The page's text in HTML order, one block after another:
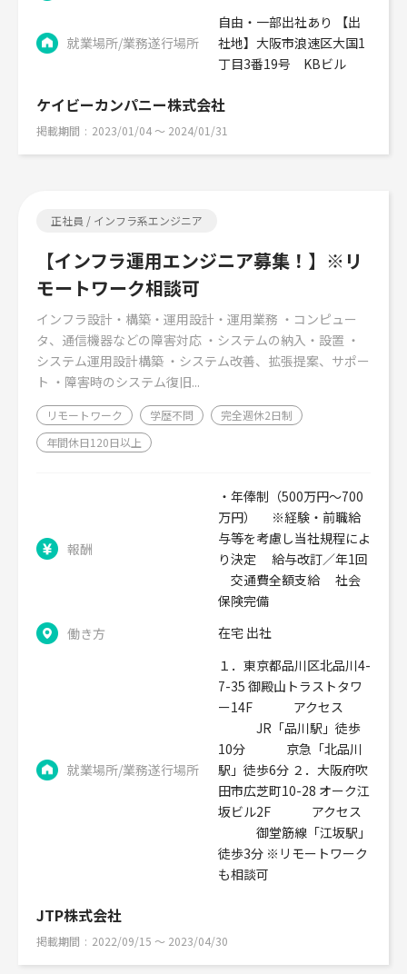
就業場所/業務遂行場所
自由・一部出社あり 【出
社地】大阪市浪速区大国1
丁目3番19号 KBビル
ケイビーカンパニー株式会社
掲載期間 2023/01/04 〜 2024/01/31
正社員 / インフラ系エンジニア
【インフラ運用エンジニア募集！】※リ
モートワーク相談可
インフラ設計・構築・運用設計・運用業務 ・コンピュー
タ、通信機器などの障害対応 ・システムの納入・設置 ・
システム運用設計構築 ・システム改善、拡張提案、サポー
ト ・障害時のシステム復旧...
リモートワーク 学歴不問
完全週休2日制
年間休日120日以上
報酬
・年俸制（500万円〜700
万円） ※経験・前職給
与等を考慮し当社規程によ
り決定 給与改訂／年1回
交通費全額支給 社会
保険完備
働き方
在宅 出社
就業場所/業務遂行場所
１．東京都品川区北品川4-
7-35 御殿山トラストタワ
ー14F アクセス
JR「品川駅」徒歩
10分 京急「北品川
駅」徒歩6分 ２．大阪府吹
田市広芝町10-28 オーク江
坂ビル2F アクセス
御堂筋線「江坂駅」
徒歩3分 ※リモートワーク
も相談可
JTP株式会社
掲載期間 2022/09/15 〜 2023/04/30